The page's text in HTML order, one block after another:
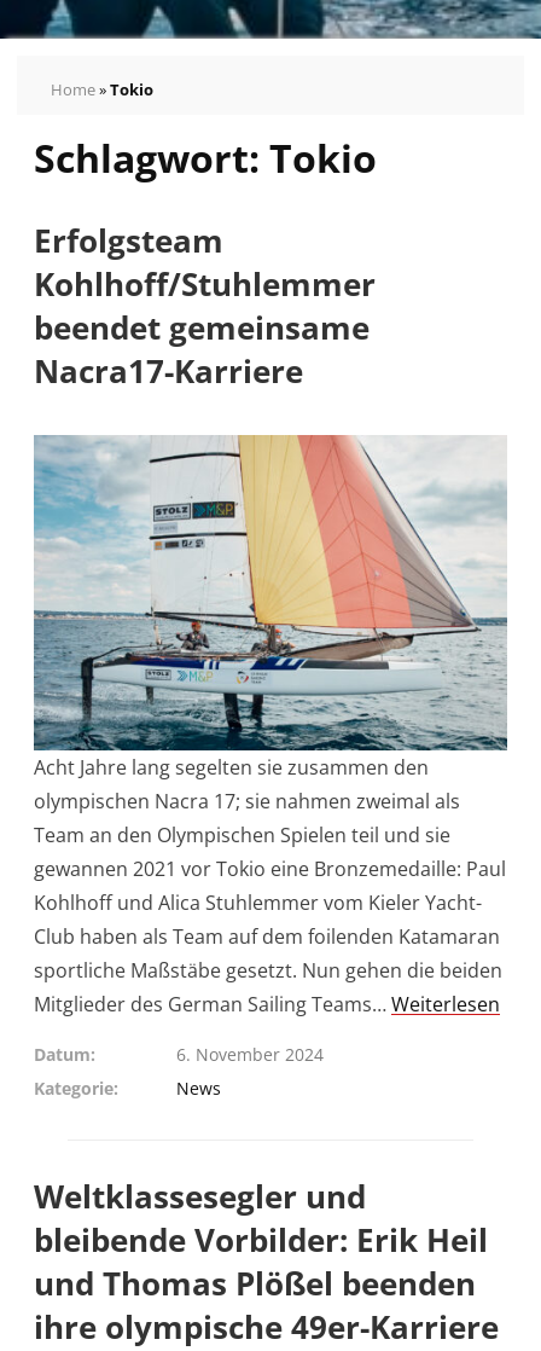
Home»Tokio
Schlagwort: Tokio
Erfolgsteam
Kohlhoff/Stuhlemmer
beendet gemeinsame
Nacra17-Karriere
Acht Jahre lang segelten sie zusammen den
olympischen Nacra 17; sie nahmen zweimal als
Team an den Olympischen Spielen teil und sie
gewannen 2021 vor Tokio eine Bronzemedaille: Paul
Kohlhoff und Alica Stuhlemmer vom Kieler Yacht-
Club haben als Team auf dem foilenden Katamaran
sportliche Maßstäbe gesetzt. Nun gehen die beiden
Mitglieder des German Sailing Teams…Weiterlesen
Datum
6. November 2024
Kategorie
News
Weltklassesegler und
bleibende Vorbilder: Erik Heil
und Thomas Plößel beenden
ihre olympische 49er-Karriere